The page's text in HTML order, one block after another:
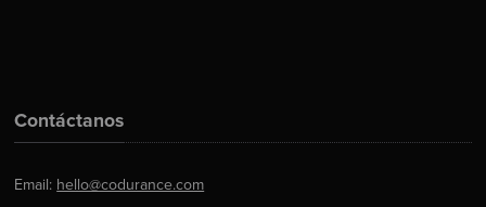
Contáctanos
Email: hello@codurance.com